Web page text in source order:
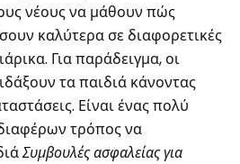
νέους να μάθουν πώς
καλύτερα σε διαφορετικές
Για παράδειγμα, οι
τα παιδιά κάνοντας
Είναι ένας πολύ
τρόπος να
Συμβουλές ασφαλείας για